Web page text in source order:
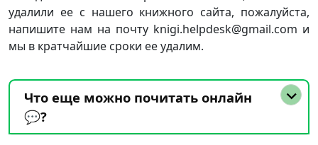
удалили ее с нашего книжного сайта, пожалуйста,
напишите нам на почту knigi.helpdesk@gmail.com и
мы в кратчайшие сроки ее удалим.
Что еще можно почитать онлайн
💬?